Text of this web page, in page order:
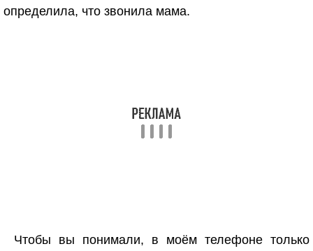
определила, что звонила мама.
Чтобы вы понимали, в моём телефоне только